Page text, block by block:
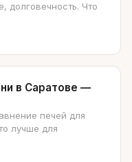
долговечность. Что
в Саратове —
печей для
лучше для